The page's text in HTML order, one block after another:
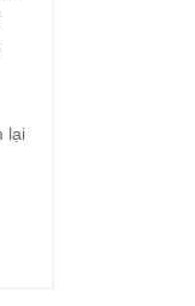
lại